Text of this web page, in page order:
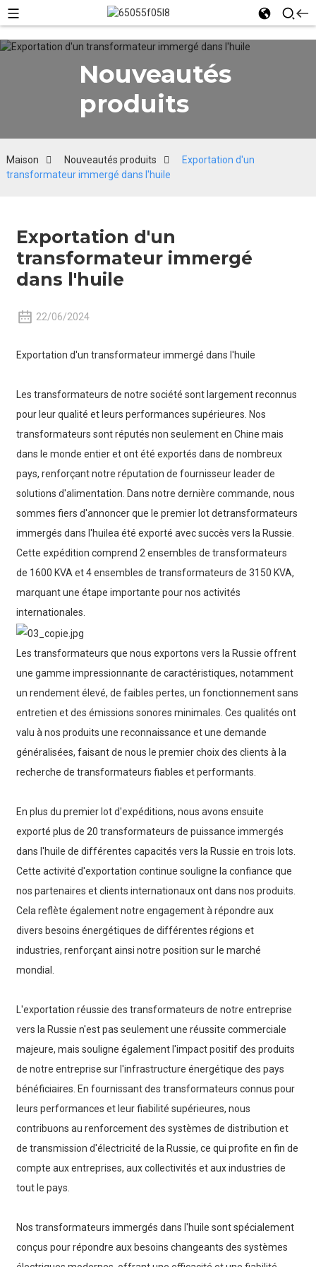
Nouveautés
produits
Maison Nouveautés produits
Exportation d'un
transformateur immergé dans l'huile
Exportation d'un
transformateur immergé
dans l'huile
22/06/2024
Exportation d'un transformateur immergé dans l'huile
Les transformateurs de notre société sont largement reconnus
pour leur qualité et leurs performances supérieures. Nos
transformateurs sont réputés non seulement en Chine mais
dans le monde entier et ont été exportés dans de nombreux
pays, renforçant notre réputation de fournisseur leader de
solutions d'alimentation. Dans notre dernière commande, nous
sommes fiers d'annoncer que le premier lot detransformateurs
immergés dans l'huilea été exporté avec succès vers la Russie.
Cette expédition comprend 2 ensembles de transformateurs
de 1600 KVA et 4 ensembles de transformateurs de 3150 KVA,
marquant une étape importante pour nos activités
internationales.
Les transformateurs que nous exportons vers la Russie offrent
une gamme impressionnante de caractéristiques, notamment
un rendement élevé, de faibles pertes, un fonctionnement sans
entretien et des émissions sonores minimales. Ces qualités ont
valu à nos produits une reconnaissance et une demande
généralisées, faisant de nous le premier choix des clients à la
recherche de transformateurs fiables et performants.
En plus du premier lot d'expéditions, nous avons ensuite
exporté plus de 20 transformateurs de puissance immergés
dans l'huile de différentes capacités vers la Russie en trois lots.
Cette activité d'exportation continue souligne la confiance que
nos partenaires et clients internationaux ont dans nos produits.
Cela reflète également notre engagement à répondre aux
divers besoins énergétiques de différentes régions et
industries, renforçant ainsi notre position sur le marché
mondial.
L'exportation réussie des transformateurs de notre entreprise
vers la Russie n'est pas seulement une réussite commerciale
majeure, mais souligne également l'impact positif des produits
de notre entreprise sur l'infrastructure énergétique des pays
bénéficiaires. En fournissant des transformateurs connus pour
leurs performances et leur fiabilité supérieures, nous
contribuons au renforcement des systèmes de distribution et
de transmission d'électricité de la Russie, ce qui profite en fin de
compte aux entreprises, aux collectivités et aux industries de
tout le pays.
Nos transformateurs immergés dans l'huile sont spécialement
conçus pour répondre aux besoins changeants des systèmes